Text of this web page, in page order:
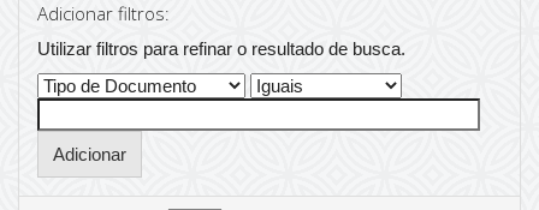
Adicionar filtros:
Utilizar filtros para refinar o resultado de busca.